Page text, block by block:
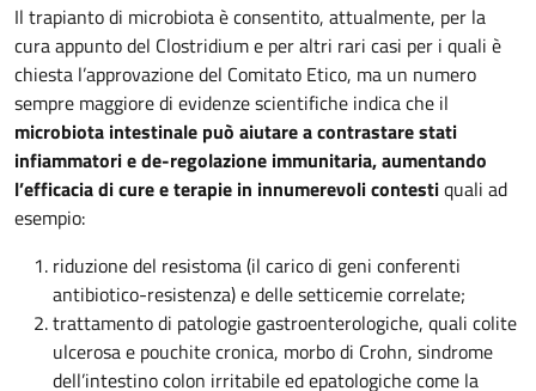
Il trapianto di microbiota è consentito, attualmente, per la
cura appunto del Clostridium e per altri rari casi per i quali è
chiesta l’approvazione del Comitato Etico, ma un numero
sempre maggiore di evidenze scientifiche indica che il
microbiota intestinale può aiutare a contrastare stati
infiammatori e de-regolazione immunitaria, aumentando
l’efficacia di cure e terapie in innumerevoli contestiquali ad
esempio:
riduzione del resistoma (il carico di geni conferenti
antibiotico-resistenza) e delle setticemie correlate;
trattamento di patologie gastroenterologiche, quali colite
ulcerosa e pouchite cronica, morbo di Crohn, sindrome
dell’intestino colon irritabile ed epatologiche come la